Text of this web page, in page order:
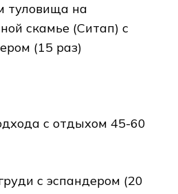
туловища на
скамье (Ситап) с
(15 раз)
с отдыхом 45-60
с эспандером (20